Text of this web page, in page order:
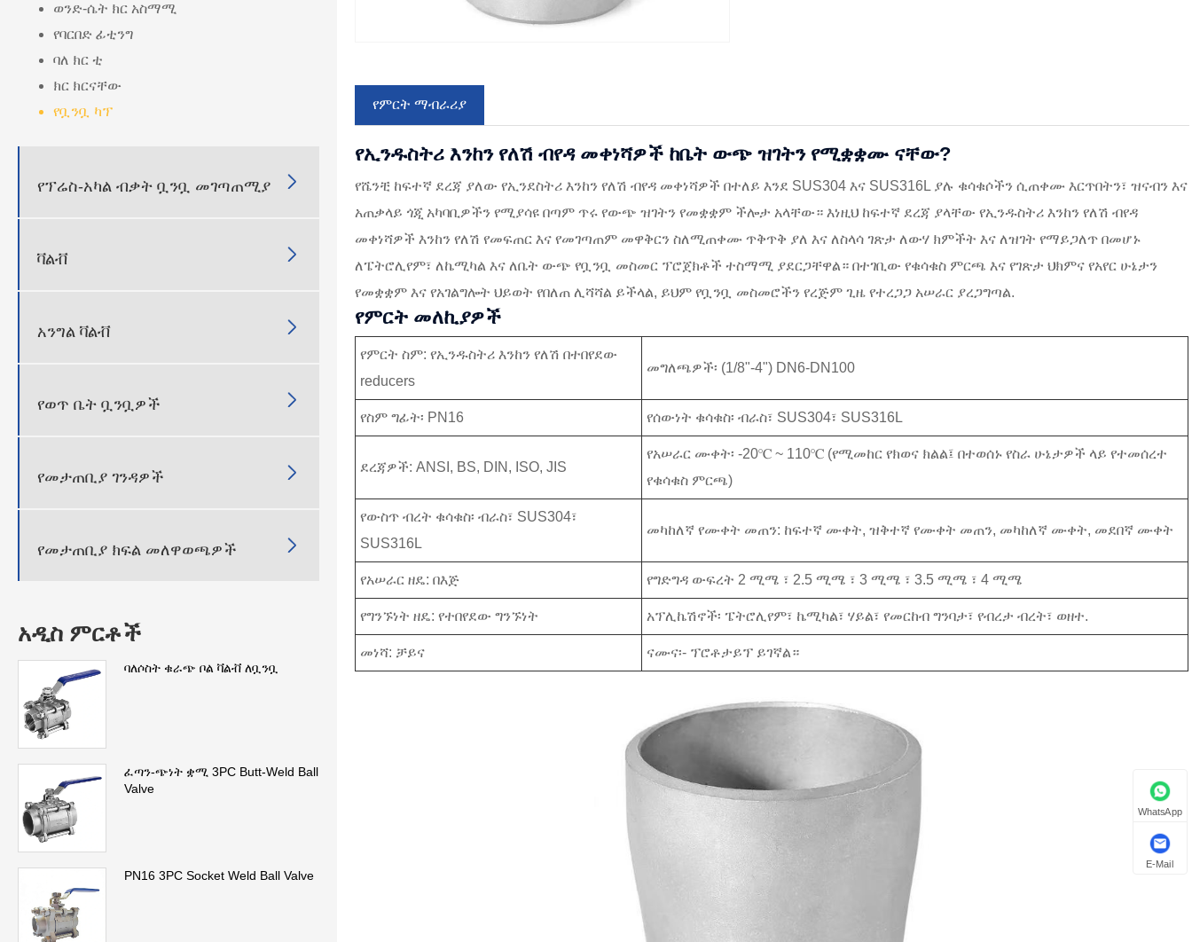
ወንድ-ሴት ክር አስማሚ
የባርበድ ፊቲንግ
ባለ ክር ቲ
ክር ክርናቸው
የቧንቧ ካፕ
የፕሬስ-አካል ብቃት ቧንቧ መገጣጠሚያ 
ቫልቭ 
አንግል ቫልቭ 
የወጥ ቤት ቧንቧዎች 
የመታጠቢያ ገንዳዎች 
የመታጠቢያ ክፍል መለዋወጫዎች 
አዲስ ምርቶች
ባለሶስት ቁራጭ ቦል ቫልቭ ለቧንቧ
ፈጣን-ጭነት ቋሚ 3PC Butt-Weld Ball
Valve
PN16 3PC Socket Weld Ball Valve
የምርት ማብራሪያ
የኢንዱስትሪ እንከን የለሽ ብየዳ መቀነሻዎች ከቤት ውጭ ዝገትን የሚቋቋሙ ናቸው?
የሼንቺ ከፍተኛ ደረጃ ያለው የኢንደስትሪ እንከን የለሽ ብየዳ መቀነሻዎች በተለይ እንደ SUS304 እና SUS316L ያሉ ቁሳቁሶችን ሲጠቀሙ እርጥበትን፣ ዝናብን እና
አጠቃላይ ጎጂ አካባቢዎችን የሚያሳዩ በጣም ጥሩ የውጭ ዝገትን የመቋቋም ችሎታ አላቸው። እነዚህ ከፍተኛ ደረጃ ያላቸው የኢንዱስትሪ እንከን የለሽ ብየዳ
መቀነሻዎች እንከን የለሽ የመፍጠር እና የመገጣጠም መዋቅርን ስለሚጠቀሙ ጥቅጥቅ ያለ እና ለስላሳ ገጽታ ለውሃ ክምችት እና ለዝገት የማይጋለጥ በመሆኑ
ለፔትሮሊየም፣ ለኬሚካል እና ለቤት ውጭ የቧንቧ መስመር ፕሮጀክቶች ተስማሚ ያደርጋቸዋል። በተገቢው የቁሳቁስ ምርጫ እና የገጽታ ህክምና የአየር ሁኔታን
የመቋቋም እና የአገልግሎት ህይወት የበለጠ ሊሻሻል ይችላል, ይህም የቧንቧ መስመሮችን የረጅም ጊዜ የተረጋጋ አሠራር ያረጋግጣል.
የምርት መለኪያዎች
የምርት ስም: የኢንዱስትሪ እንከን የለሽ በተበየደው
reducers
መግለጫዎች፡ (1/8"-4") DN6-DN100
የስም ግፊት፡ PN16 የሰውነት ቁሳቁስ፡ ብራስ፣ SUS304፣ SUS316L
ደረጃዎች: ANSI, BS, DIN, ISO, JIS
የአሠራር ሙቀት፡ -20℃ ~ 110℃ (የሚመከር የክወና ክልል፤ በተወሰኑ የስራ ሁኔታዎች ላይ የተመሰረተ
የቁሳቁስ ምርጫ)
የውስጥ ብረት ቁሳቁስ፡ ብራስ፣ SUS304፣
SUS316L
መካከለኛ የሙቀት መጠን: ከፍተኛ ሙቀት, ዝቅተኛ የሙቀት መጠን, መካከለኛ ሙቀት, መደበኛ ሙቀት
የአሠራር ዘዴ: በእጅ የግድግዳ ውፍረት 2 ሚሜ ፣ 2.5 ሚሜ ፣ 3 ሚሜ ፣ 3.5 ሚሜ ፣ 4 ሚሜ
የግንኙነት ዘዴ: የተበየደው ግንኙነት አፕሊኬሽኖች፡ ፔትሮሊየም፣ ኬሚካል፣ ሃይል፣ የመርከብ ግንባታ፣ የብረታ ብረት፣ ወዘተ.
መነሻ: ቻይና ናሙና፡- ፕሮቶታይፕ ይገኛል።
WhatsApp
E-Mail